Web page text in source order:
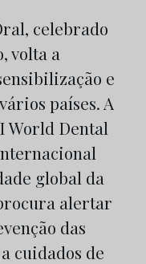
celebrado
volta a
e
países. A
World Dental
global da
alertar
das
cuidados de